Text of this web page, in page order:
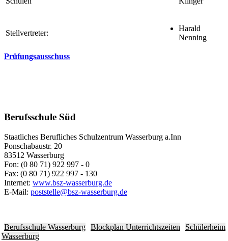
Stellvertreter:
Harald
Nenning
Prüfungsausschuss
Berufsschule Süd
Staatliches Berufliches Schulzentrum Wasserburg a.Inn
Ponschabaustr. 20
83512 Wasserburg
Fon: (0 80 71) 922 997 - 0
Fax: (0 80 71) 922 997 - 130
Internet: www.bsz-wasserburg.de
E-Mail: poststelle@bsz-wasserburg.de
Berufsschule Wasserburg Blockplan Unterrichtszeiten
Schülerheim
Wasserburg